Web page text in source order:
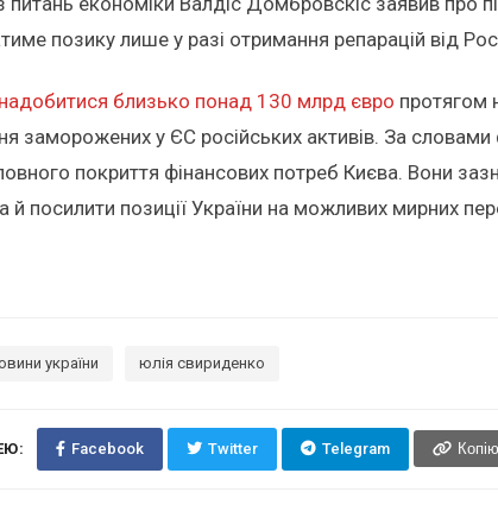
позику лише у разі отримання репарацій від
близько понад 130 млрд євро протягом
заморожених у ЄС російських активів. За
покриття фінансових потреб Києва. Вони
й посилити позиції України на можливих мирних
україни юлія свириденко
Facebook Twitter Telegram